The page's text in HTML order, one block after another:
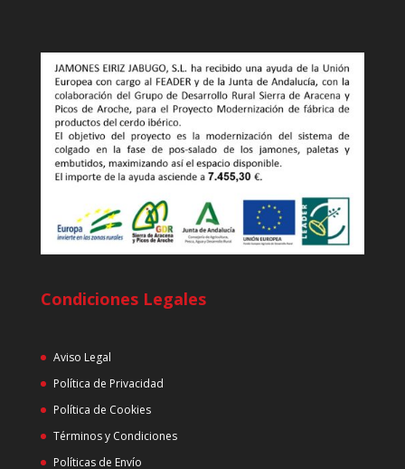
Condiciones Legales
Aviso Legal
Política de Privacidad
Política de Cookies
Términos y Condiciones
Políticas de Envío